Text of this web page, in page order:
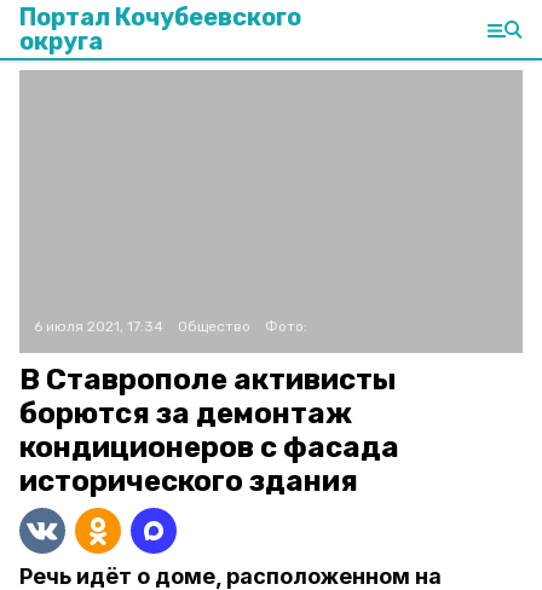
Портал Кочубеевского
округа
6 июля 2021, 17:34 Общество Фото:
В Ставрополе активисты
борются за демонтаж
кондиционеров с фасада
исторического здания
Речь идёт о доме, расположенном на